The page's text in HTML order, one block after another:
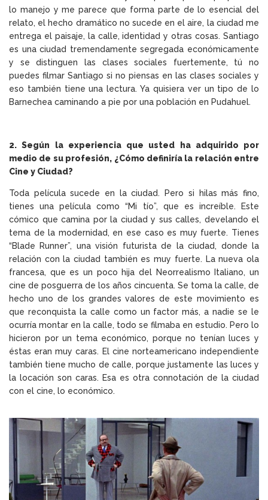
lo manejo y me parece que forma parte de lo esencial del
relato, el hecho dramático no sucede en el aire, la ciudad me
entrega el paisaje, la calle, identidad y otras cosas. Santiago
es una ciudad tremendamente segregada económicamente
y se distinguen las clases sociales fuertemente, tú no
puedes filmar Santiago si no piensas en las clases sociales y
eso también tiene una lectura. Ya quisiera ver un tipo de lo
Barnechea caminando a pie por una población en Pudahuel.
2. Según la experiencia que usted ha adquirido por
medio de su profesión, ¿Cómo definiría la relación entre
Cine y Ciudad?
Toda película sucede en la ciudad. Pero si hilas más fino,
tienesuna película como “Mi tío”, que es increíble. Este
cómico que camina por la ciudad y sus calles, develando el
tema de la modernidad, en ese caso es muy fuerte. Tienes
“Blade Runner”, una visión futuristade la ciudad, donde la
relación con la ciudad también es muy fuerte. La nueva ola
francesa, que es un poco hija del Neorrealismo Italiano, un
cine de posguerra de los años cincuenta. Se toma la calle, de
hecho uno de los grandes valores de este movimiento es
que reconquista la calle como un factor más, a nadie se le
ocurría montar en la calle, todo se filmaba en estudio. Pero lo
hicieron por un tema económico, porque no tenían luces y
éstas eran muy caras. El cine norteamericano independiente
también tiene mucho de calle, porque justamente las luces y
la locación son caras. Esa es otra connotación de la ciudad
con el cine, lo económico.